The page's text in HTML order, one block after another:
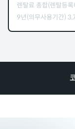
렌탈료 총합(렌탈등
9년(의무사용기간)